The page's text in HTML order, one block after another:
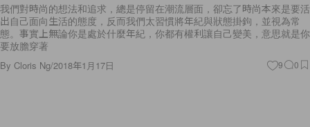
我們對時尚的想法和追求，總是停留在潮流層面，卻忘了時尚本來是要活
出自己面向生活的態度，反而我們太習慣將年紀與狀態掛鉤，並視為常
態。事實上無論你是處於什麼年紀，你都有權利讓自己變美，意思就是你
要放膽穿著
By Cloris Ng/2018年1月17日 9 0